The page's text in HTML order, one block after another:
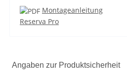
Montageanleitung
Reserva Pro
Angaben zur Produktsicherheit